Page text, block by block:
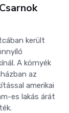
került
A környék
az
amerikai
es lakás árát